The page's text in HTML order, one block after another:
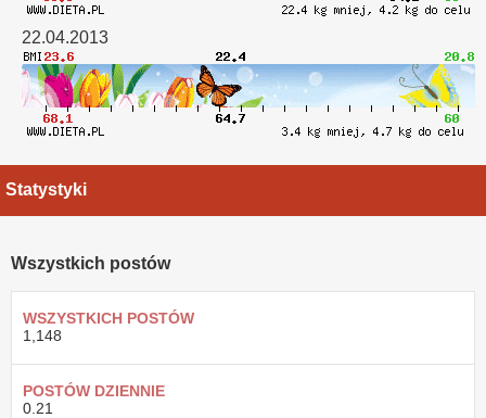
22.04.2013
Statystyki
Wszystkich postów
WSZYSTKICH POSTÓW
1,148
POSTÓW DZIENNIE
0.21